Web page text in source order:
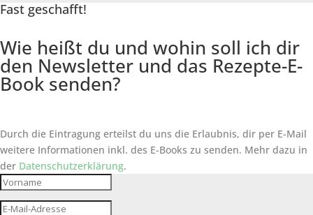
Fast geschafft!
Wie heißt du und wohin soll ich dir
den Newsletter und das Rezepte-E-
Book senden?
Durch die Eintragung erteilst du uns die Erlaubnis, dir per E-Mail
weitere Informationen inkl. des E-Books zu senden. Mehr dazu in
der Datenschutzerklärung.